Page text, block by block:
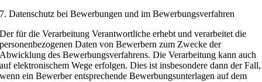
7. Datenschutz bei Bewerbungen und im Bewerbungsverfahren
Der für die Verarbeitung Verantwortliche erhebt und verarbeitet die
personenbezogenen Daten von Bewerbern zum Zwecke der
Abwicklung des Bewerbungsverfahrens. Die Verarbeitung kann auch
auf elektronischem Wege erfolgen. Dies ist insbesondere dann der Fall,
wenn ein Bewerber entsprechende Bewerbungsunterlagen auf dem